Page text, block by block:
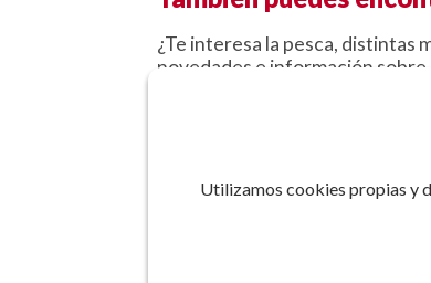
Utilizamos cookies propias y
¿Te interesa la pesca, distintas
novedades e información